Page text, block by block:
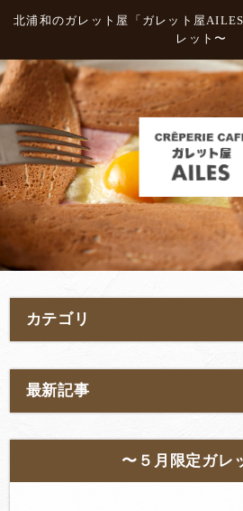
北浦和のガレット屋「ガレット屋
レット〜
カテゴリ
最新記事
〜５月限定ガレ